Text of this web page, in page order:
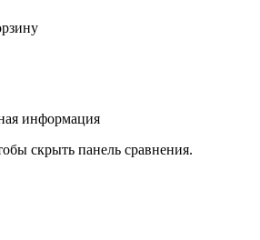
информация
скрыть панель сравнения.